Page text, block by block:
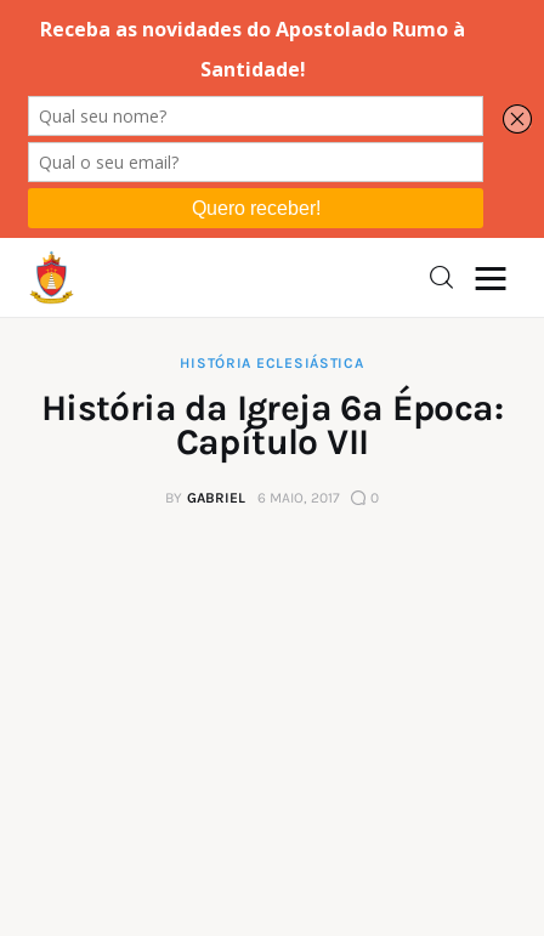
Editorial
Orações
Instruções
Espiritualidade
HISTÓRIA ECLESIÁSTICA
História da Igreja 6ª Época:
Capítulo VII
BY GABRIEL 6 MAIO, 2017 0